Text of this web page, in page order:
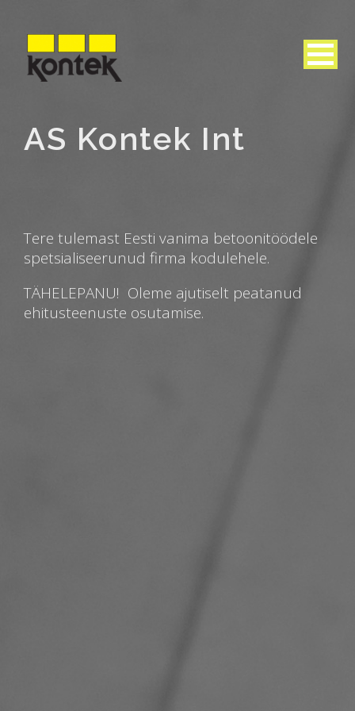
AS Kontek Int
Tere tulemast Eesti vanima betoonitöödele
spetsialiseerunud firma kodulehele.
TÄHELEPANU! Oleme ajutiselt peatanud
ehitusteenuste osutamise.